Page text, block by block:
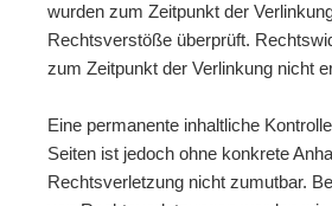
wurden zum Zeitpunkt der
Rechtsverstöße überprüft.
zum Zeitpunkt der Verlinkung nicht
Eine permanente inhaltliche
Seiten ist jedoch ohne konkrete
Rechtsverletzung nicht zumutbar.